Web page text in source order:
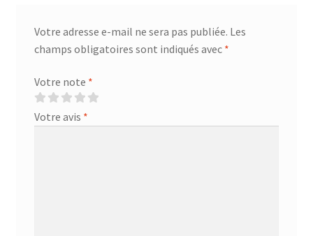
Votre adresse e-mail ne sera pas publiée. Les
champs obligatoires sont indiqués avec *
Votre note *
Votre avis *